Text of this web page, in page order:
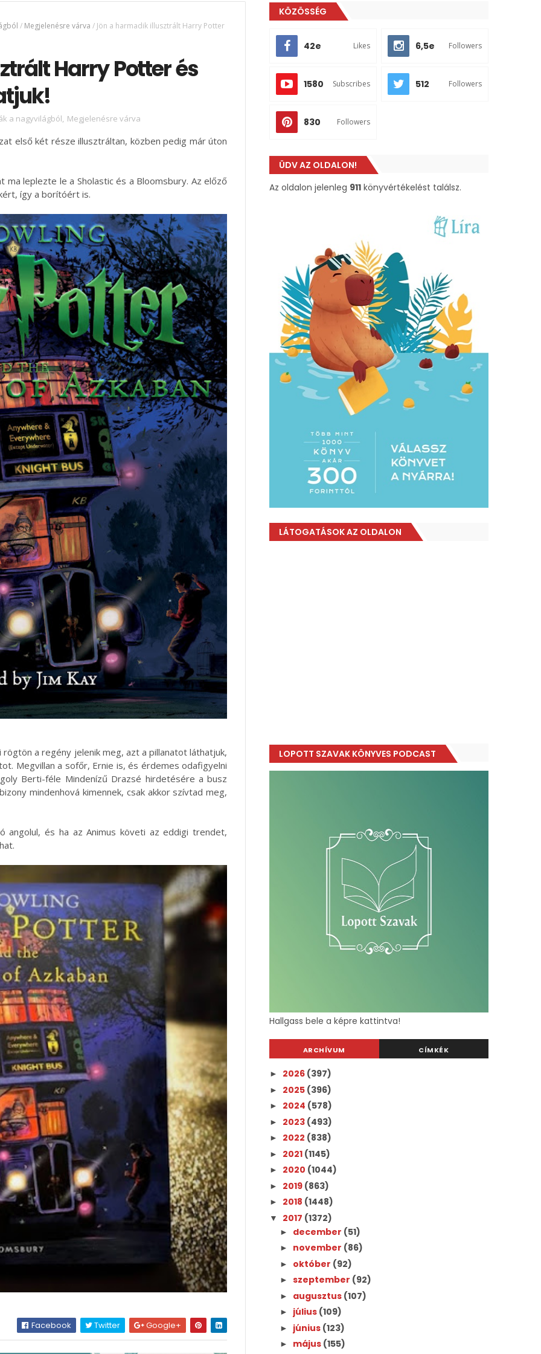
/ Megjelenésre várva / Jön a harmadik illusztrált Harry Potter
Harry Potter és
a nagyvilágból, Megjelenésre várva
első két része illusztráltan, közben pedig már úton
ma leplezte le a Sholastic és a Bloomsbury. Az előző
így a borítóért is.
a regény jelenik meg, azt a pillanatot láthatjuk,
Megvillan a sofőr, Ernie is, és érdemes odafigyelni
Berti-féle Mindenízű Drazsé hirdetésére a busz
mindenhová kimennek, csak akkor szívtad meg,
angolul, és ha az Animus követi az eddigi trendet,
Facebook Twitter Google+
KÖZÖSSÉG
42e Likes 6,5e Followers
1580 Subscribes 512 Followers
830 Followers
ÜDV AZ OLDALON!
Az oldalon jelenleg 911 könyvértékelést találsz.
LÁTOGATÁSOK AZ OLDALON
LOPOTT SZAVAK KÖNYVES PODCAST
Hallgass bele a képre kattintva!
ARCHÍVUM CÍMKÉK
► 2026 (397)
► 2025 (396)
► 2024 (578)
► 2023 (493)
► 2022 (838)
► 2021 (1145)
► 2020 (1044)
► 2019 (863)
► 2018 (1448)
▼ 2017 (1372)
► december (51)
► november (86)
► október (92)
►szeptember (92)
► augusztus (107)
► július (109)
► június (123)
► május (155)